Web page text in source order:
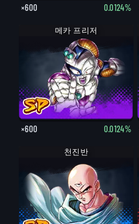
×600 0.0124%
메카 프리저
×600 0.0124%
천진반